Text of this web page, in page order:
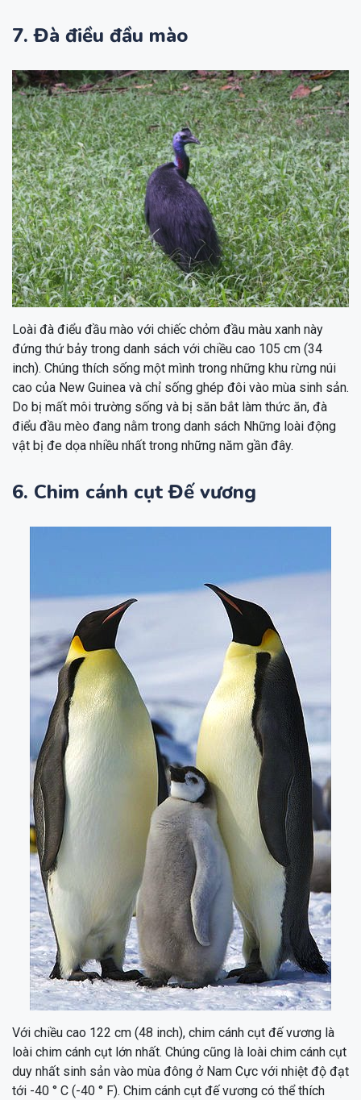
7. Đà điều đầu mào
Loài đà điểu đầu mào với chiếc chỏm đầu màu xanh này
đứng thứ bảy trong danh sách với chiều cao 105 cm (34
inch). Chúng thích sống một mình trong những khu rừng núi
cao của New Guinea và chỉ sống ghép đôi vào mùa sinh sản.
Do bị mất môi trường sống và bị săn bắt làm thức ăn, đà
điểu đầu mèo đang nằm trong danh sách Những loài động
vật bị đe dọa nhiều nhất trong những năm gần đây.
6. Chim cánh cụt Đế vương
Với chiều cao 122 cm (48 inch), chim cánh cụt đế vương là
loài chim cánh cụt lớn nhất. Chúng cũng là loài chim cánh cụt
duy nhất sinh sản vào mùa đông ở Nam Cực với nhiệt độ đạt
tới -40 ° C (-40 ° F). Chim cánh cụt đế vương có thể thích